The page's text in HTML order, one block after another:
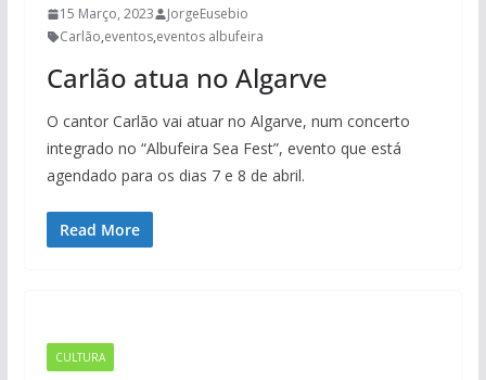
15 Março, 2023
JorgeEusebio
Carlão,eventos,eventos albufeira
Carlão atua no Algarve
O cantor Carlão vai atuar no Algarve, num concerto
integrado no “Albufeira Sea Fest”, evento que está
agendado para os dias 7 e 8 de abril.
Read More
CULTURA